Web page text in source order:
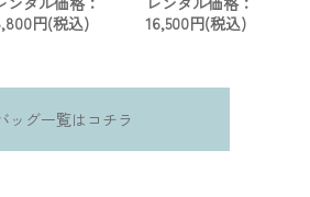
円(税込)
16,500円(税込)
ッグ一覧はコチラ